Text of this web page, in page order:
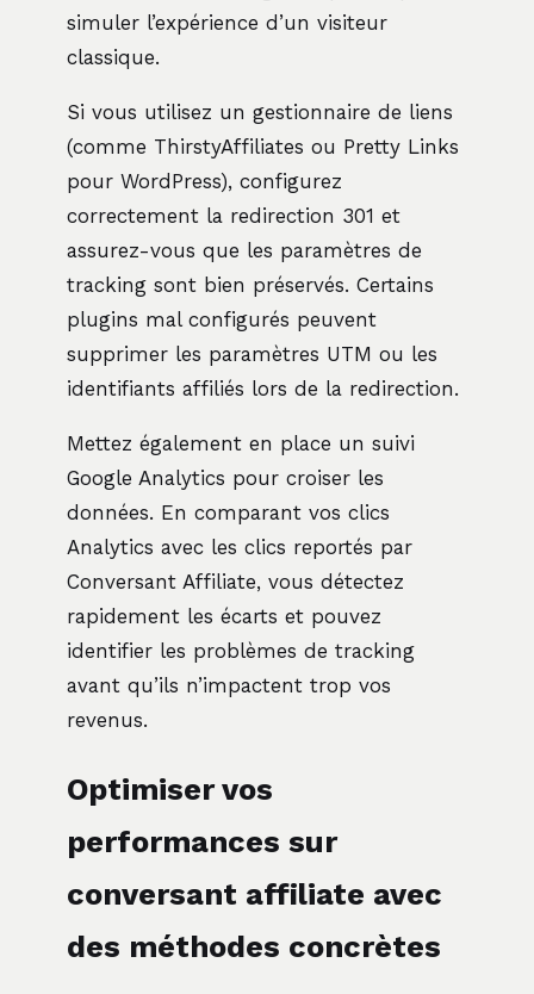
simuler l’expérience d’un visiteur
classique.
Si vous utilisez un gestionnaire de liens
(comme ThirstyAffiliates ou Pretty Links
pour WordPress), configurez
correctement la redirection 301 et
assurez-vous que les paramètres de
tracking sont bien préservés. Certains
plugins mal configurés peuvent
supprimer les paramètres UTM ou les
identifiants affiliés lors de la redirection.
Mettez également en place un suivi
Google Analytics pour croiser les
données. En comparant vos clics
Analytics avec les clics reportés par
Conversant Affiliate, vous détectez
rapidement les écarts et pouvez
identifier les problèmes de tracking
avant qu’ils n’impactent trop vos
revenus.
Optimiser vos
performances sur
conversant affiliate avec
des méthodes concrètes